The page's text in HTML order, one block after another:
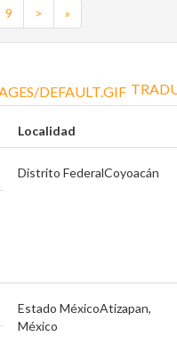
9 > »
Localidad
Distrito FederalCoyoacán
Estado MéxicoAtizapan,
México